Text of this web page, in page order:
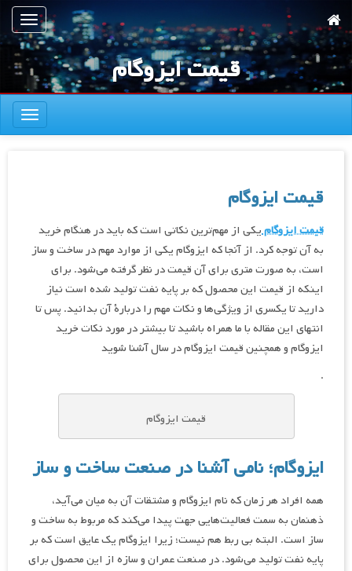
به
محتوای
اصلی
ناوبری
قیمت ایزوگام
ناوبری
قیمت ایزوگام
قیمت ایزوگامیکی از مهم‌ترین نکاتی است که باید در هنگام خرید
به آن توجه کرد. از آنجا که ایزوگام یکی از موارد مهم در ساخت و ساز
است، به صورت متری برای آن قیمت در نظر گرفته می‌شود. برای
اینکه از قیمت این محصول که بر پایه نفت تولید شده است نیاز
دارید تا یکسری از ویژگی‌ها و نکات مهم را دربارۀ آن بدانید. پس تا
انتهای این مقاله با ما همراه باشید تا بیشتر در مورد نکات خرید
ایزوگام و همچنین قیمت ایزوگام در سال آشنا شوید
.
قیمت ایزوگام
ایزوگام؛ نامی آشنا در صنعت ساخت و ساز
همه افراد هر زمان که نام ایزوگام و مشتقات آن به میان می‌آید،
ذهنمان به سمت فعالیت‌هایی جهت پیدا می‌کند که مربوط به ساخت و
ساز است. البته بی ربط هم نیست؛ زیرا ایزوگام یک عایق است که بر
پایه نفت تولید می‌شود. در صنعت عمران و سازه از این محصول برای